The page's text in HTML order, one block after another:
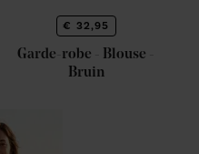
€ 32,95
Garde-robe - Blouse -
Bruin